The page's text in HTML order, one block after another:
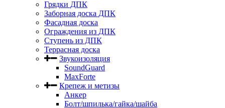
Грядки ДПК
Заборная доска ДПК
Фасадная доска
Ограждения из ДПК
Ступень из ДПК
Террасная доска
Звукоизоляция
SoundGuard
MaxForte
Крепеж и метизы
Анкер
Болт/шпилька/гайка/шайба